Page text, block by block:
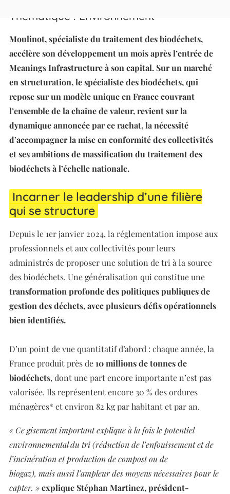
Thématique : Environnement
Moulinot, spécialiste du traitement des biodéchets,
accélère son développement un mois après l’entrée de
Meanings Infrastructure à son capital. Sur un marché
en structuration, le spécialiste des biodéchets, qui
repose sur un modèle unique en France couvrant
l’ensemble de la chaîne de valeur, revient sur la
dynamique annoncée par ce rachat, la nécessité
d’accompagner la mise en conformité des collectivités
et ses ambitions de massification du traitement des
biodéchets à l’échelle nationale.
Incarner le leadership d’une filière
qui se structure
Depuis le 1er janvier 2024, la réglementation impose aux
professionnels et aux collectivités pour leurs
administrés de proposer une solution de tri à la source
des biodéchets. Une généralisation qui constitue une
transformation profonde des politiques publiques de
gestion des déchets, avec plusieurs défis opérationnels
bien identifiés.
D’un point de vue quantitatif d’abord : chaque année, la
France produit près de10 millions de tonnes de
biodéchets, dont une part encore importante n’est pas
valorisée. Ils représentent encore 30 % des ordures
ménagères* et environ 82 kg par habitant et par an.
« Ce gisement important explique à la fois le potentiel
environnemental du tri (réduction de l’enfouissement et de
l’incinération et production de compost ou de
biogaz), mais aussi l’ampleur des moyens nécessaires pour le
capter. »explique Stéphan Martinez, président-